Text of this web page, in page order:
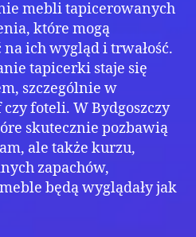
mebli tapicerowanych
które mogą
ich wygląd i trwałość.
tapicerki staje się
szczególnie w
foteli. W Bydgoszczy
skutecznie pozbawią
ale także kurzu,
zapachów,
będą wyglądały jak